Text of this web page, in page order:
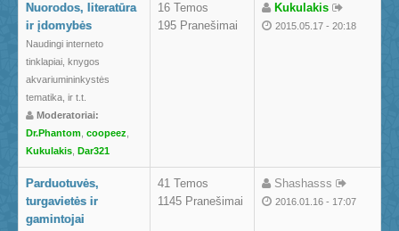
Nuorodos, literatūra
ir įdomybės
Naudingi interneto
tinklapiai, knygos
akvariumininkystės
tematika, ir t.t.
Moderatoriai:
Dr.Phantom coopeez
Kukulakis Dar321
16 Temos
195 Pranešimai
Kukulakis
2015.05.17 - 20:18
Parduotuvės,
turgavietės ir
gamintojai
41 Temos
1145 Pranešimai
Shashasss
2016.01.16 - 17:07